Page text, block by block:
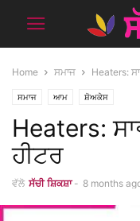
Home ਸਮਾਜ Heaters:
ਸਮਾਜ ਆਮ ਸ਼ੋਅਕੇਸ
Heaters:
ਹੀਟਰ
ਵੱਲੋ ਸੱਚੀ ਸ਼ਿਕਸ਼ਾ - 8 months